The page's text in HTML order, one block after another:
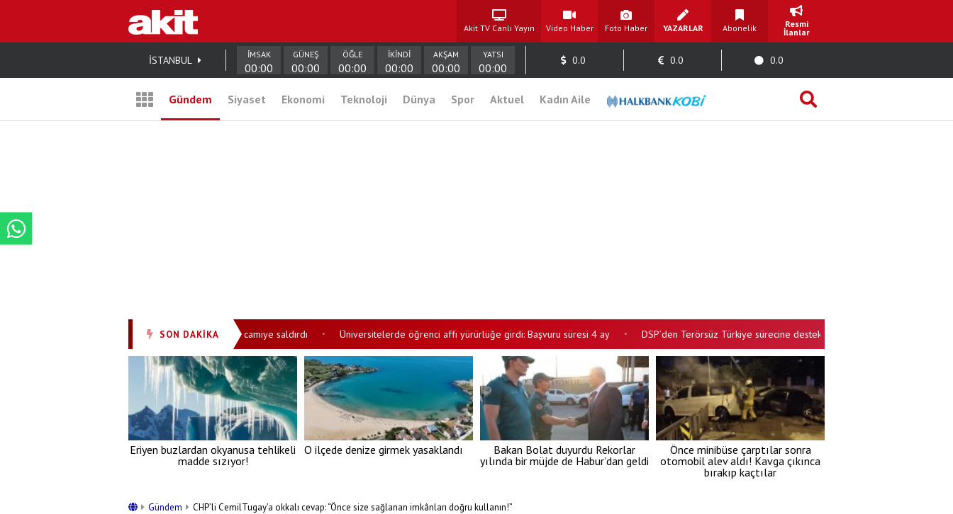
Akit TV Canlı Yayın Video Haber Foto Haber YAZARLAR Abonelik
Resmi
İlanlar
İSTANBUL İMSAK
00:00
GÜNEŞ
00:00
ÖĞLE
00:00
İKİNDİ
00:00
AKŞAM
00:00
YATSI
00:00
0.0 0.0 0.0
Gündem Siyaset Ekonomi Teknoloji Dünya Spor Aktuel Kadın Aile
SON DAKİKA
Siyonistler camiye saldırdı • Üniversitelerde öğrenci affı yürürlüğe girdi: Başvuru süresi 4 ay • DSP’den Terörsüz Türkiye sürecine destek açıklaması
Eriyen buzlardan okyanusa tehlikeli
madde sızıyor!
O ilçede denize girmek yasaklandı
Bakan Bolat duyurdu Rekorlar
yılında bir müjde de Habur’dan geldi
Önce minibüse çarptılar sonra
otomobil alev aldı! Kavga çıkınca
bırakıp kaçtılar
Gündem CHP’li CemilTugay’a okkalı cevap: “Önce size sağlanan imkânları doğru kullanın!”